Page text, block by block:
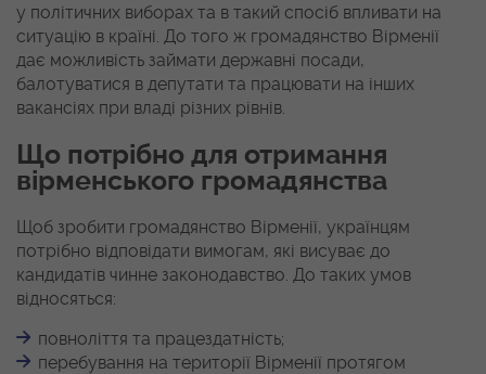
у політичних виборах та в такий спосіб впливати на
ситуацію в країні. До того ж громадянство Вірменії
дає можливість займати державні посади,
балотуватися в депутати та працювати на інших
вакансіях при владі різних рівнів.
Що потрібно для отримання
вірменського громадянства
Щоб зробити громадянство Вірменії, українцям
потрібно відповідати вимогам, які висуває до
кандидатів чинне законодавство. До таких умов
відносяться:
повноліття та працездатність;
перебування на території Вірменії протягом